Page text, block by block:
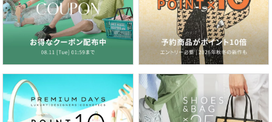
2026.07.03
梅雨から真夏まで大活躍！水陸両用パンツを日常に